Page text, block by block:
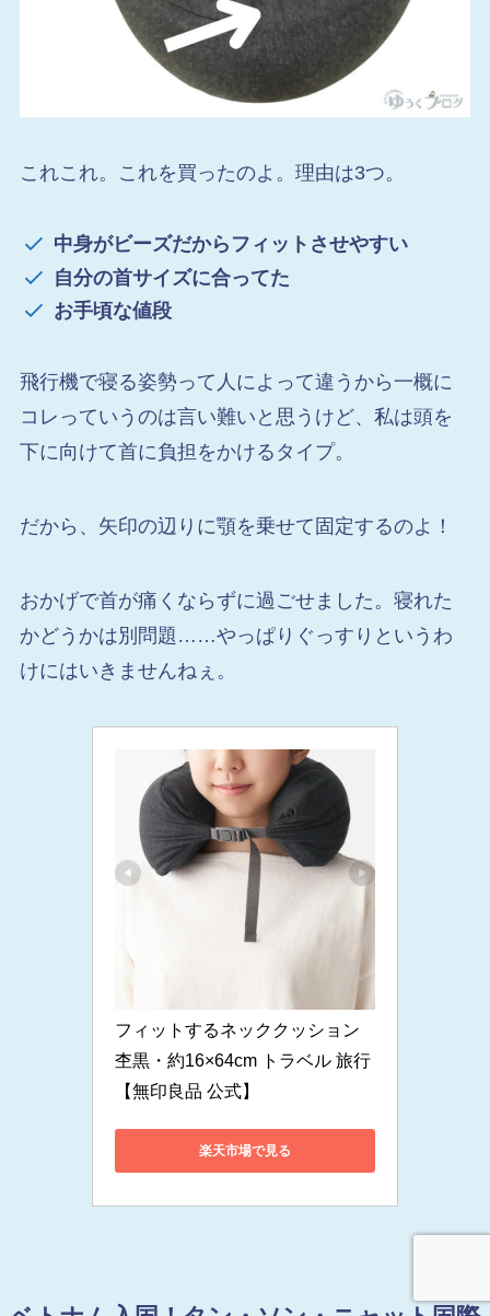
これこれ。これを買ったのよ。理由は3つ。
中身がビーズだからフィットさせやすい
自分の首サイズに合ってた
お手頃な値段
飛行機で寝る姿勢って人によって違うから一概に
コレっていうのは言い難いと思うけど、私は頭を
下に向けて首に負担をかけるタイプ。
だから、矢印の辺りに顎を乗せて固定するのよ！
おかげで首が痛くならずに過ごせました。寝れた
かどうかは別問題……やっぱりぐっすりというわ
けにはいきませんねぇ。
フィットするネッククッション
杢黒・約16×64cm トラベル 旅行
【無印良品 公式】
楽天市場で見る